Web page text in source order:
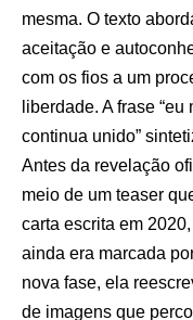
mesma. O texto
aceitação e
com os fios a um
liberdade. A frase
continua unido”
Antes da revelação
meio de um teaser
carta escrita em
ainda era marcada
nova fase, ela
de imagens que